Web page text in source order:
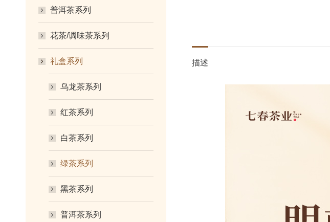
描述
普洱茶系列
花茶/调味茶系列
礼盒系列
乌龙茶系列
红茶系列
白茶系列
绿茶系列
黑茶系列
普洱茶系列